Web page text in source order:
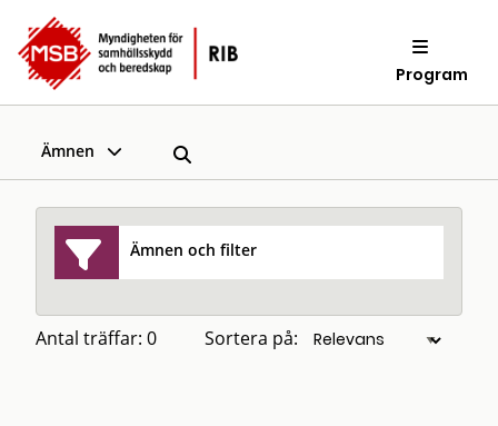
Program
Ämnen
Ämnen och filter
Antal träffar: 0 Sortera på: